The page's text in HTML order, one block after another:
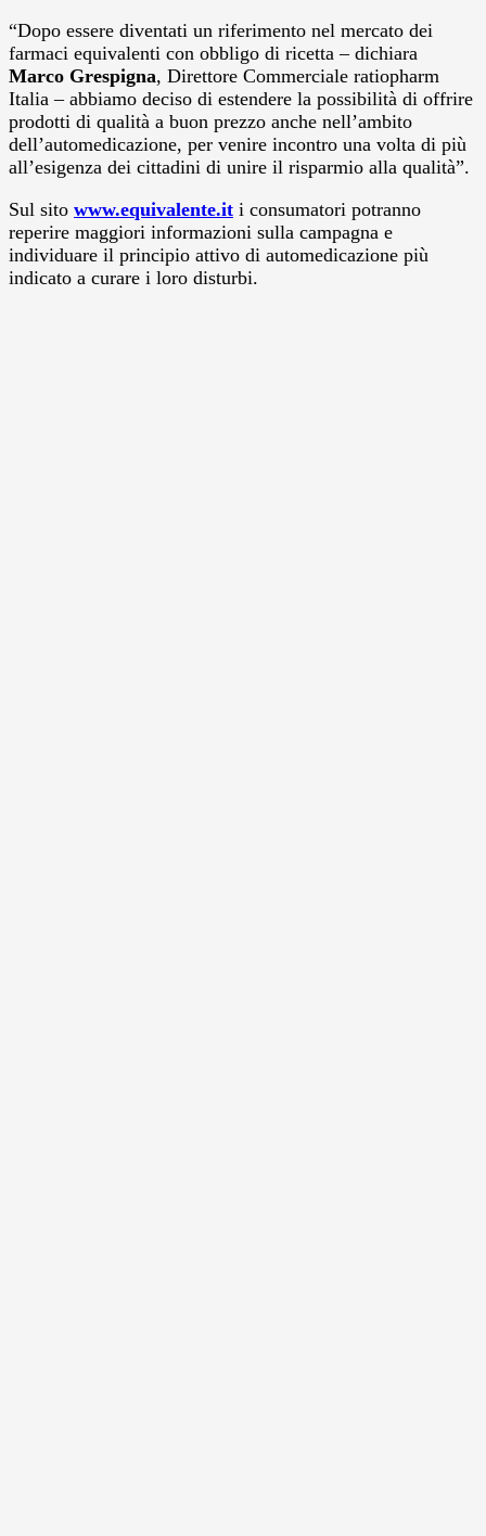
“Dopo essere diventati un riferimento nel mercato dei
farmaci equivalenti con obbligo di ricetta – dichiara
Marco Grespigna, Direttore Commerciale ratiopharm
Italia – abbiamo deciso di estendere la possibilità di offrire
prodotti di qualità a buon prezzo anche nell’ambito
dell’automedicazione, per venire incontro una volta di più
all’esigenza dei cittadini di unire il risparmio alla qualità”.
Sul sito www.equivalente.it i consumatori potranno
reperire maggiori informazioni sulla campagna e
individuare il principio attivo di automedicazione più
indicato a curare i loro disturbi.